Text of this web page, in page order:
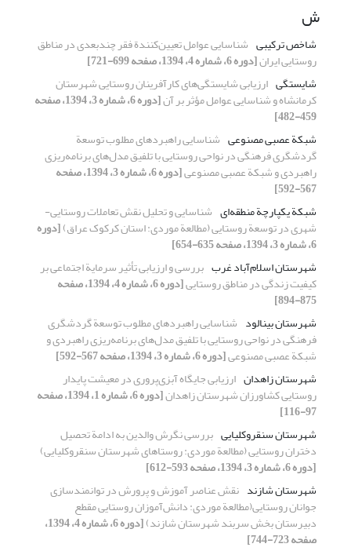
ش
شاخص ترکیبی شناسایی عوامل تعیین‌کنندة فقر چندبعدی در مناطق
روستایی ایران[دوره 6، شماره 4، 1394، صفحه 699-721]
شایستگی ارزیابی شایستگی‌های کارآفرینان روستایی شهرستان
کرمانشاه و شناسایی عوامل مؤثر بر آن [دوره 6، شماره 3، 1394، صفحه
459-482]
شبکة عصبی مصنوعی شناسایی راهبردهای مطلوب توسعة
گردشگری فرهنگی در نواحی روستایی با تلفیق مدل‌های برنامه‌ریزی
راهبردی و شبکة عصبی مصنوعی [دوره 6، شماره 3، 1394، صفحه
567-592]
شبکة یکپارچة منطقه‌ای شناسایی و تحلیل نقش تعاملات روستایی-
شهری در توسعة روستایی (مطالعة موردی: استان کرکوک عراق)[دوره
6، شماره 3، 1394، صفحه 635-654]
شهرستان اسلام‌آباد غرب بررسی و ارزیابی تأثیر سرمایة اجتماعی بر
کیفیت زندگی در مناطق روستایی [دوره 6، شماره 4، 1394، صفحه
875-894]
شهرستان بینالود شناسایی راهبردهای مطلوب توسعة گردشگری
فرهنگی در نواحی روستایی با تلفیق مدل‌های برنامه‌ریزی راهبردی و
شبکة عصبی مصنوعی[دوره 6، شماره 3، 1394، صفحه 567-592]
شهرستان زاهدان ارزیابی جایگاه آبزی‌پروری در معیشت پایدار
روستایی کشاورزان شهرستان زاهدان [دوره 6، شماره 1، 1394، صفحه
97-116]
شهرستان سنقروکلیایی بررسی نگرش والدین به ادامة تحصیل
دختران روستایی (مطالعة موردی: روستاهای شهرستان سنقروکلیایی)
[دوره 6، شماره 3، 1394، صفحه 593-612]
شهرستان شازند نقش عناصر آموزش و پرورش در توانمندسازی
جوانان روستایی(مطالعة موردی: دانش‌‌آموزان روستایی مقطع
دبیرستان بخش سربند شهرستان شازند) [دوره 6، شماره 4، 1394،
صفحه 723-744]